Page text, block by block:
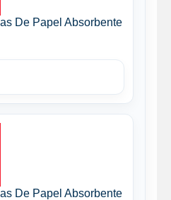
De Papel Absorbente
De Papel Absorbente